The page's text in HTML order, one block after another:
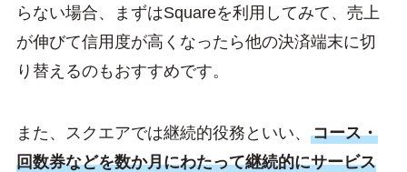
らない場合、まずはSquareを利用してみて、売上
が伸びて信用度が高くなったら他の決済端末に切
り替えるのもおすすめです。
また、スクエアでは継続的役務といい、 コース・
回数券などを数か月にわたって継続的にサービス